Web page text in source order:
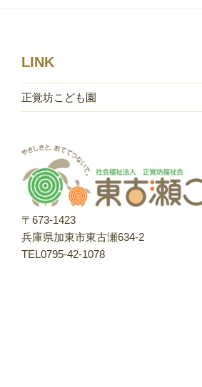
LINK
正覚坊こども園
〒673-1423
兵庫県加東市東古瀬634-2
TEL0795-42-1078